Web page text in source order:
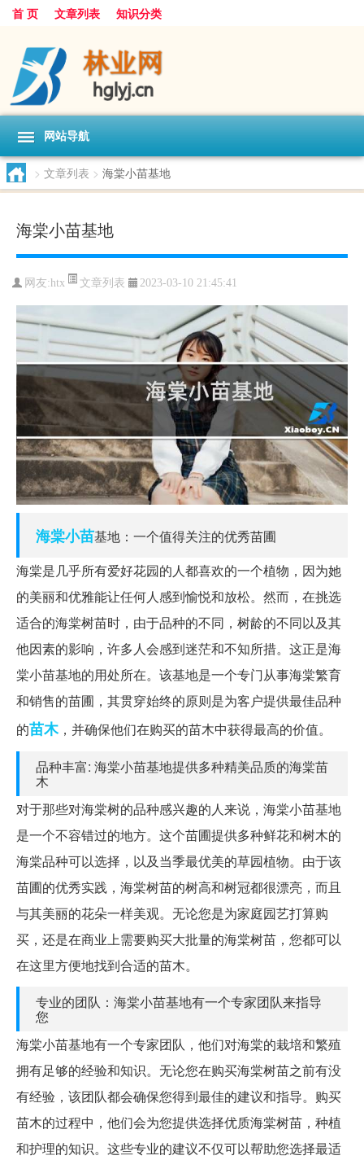
首 页 文章列表 知识分类
网站导航
> 文章列表 > 海棠小苗基地
海棠小苗基地
网友:htx 文章列表 2023-03-10 21:45:41
海棠小苗基地：一个值得关注的优秀苗圃
海棠是几乎所有爱好花园的人都喜欢的一个植物，因为她
的美丽和优雅能让任何人感到愉悦和放松。然而，在挑选
适合的海棠树苗时，由于品种的不同，树龄的不同以及其
他因素的影响，许多人会感到迷茫和不知所措。这正是海
棠小苗基地的用处所在。该基地是一个专门从事海棠繁育
和销售的苗圃，其贯穿始终的原则是为客户提供最佳品种
的苗木，并确保他们在购买的苗木中获得最高的价值。
品种丰富: 海棠小苗基地提供多种精美品质的海棠苗
木
对于那些对海棠树的品种感兴趣的人来说，海棠小苗基地
是一个不容错过的地方。这个苗圃提供多种鲜花和树木的
海棠品种可以选择，以及当季最优美的草园植物。由于该
苗圃的优秀实践，海棠树苗的树高和树冠都很漂亮，而且
与其美丽的花朵一样美观。无论您是为家庭园艺打算购
买，还是在商业上需要购买大批量的海棠树苗，您都可以
在这里方便地找到合适的苗木。
专业的团队：海棠小苗基地有一个专家团队来指导
您
海棠小苗基地有一个专家团队，他们对海棠的栽培和繁殖
拥有足够的经验和知识。无论您在购买海棠树苗之前有没
有经验，该团队都会确保您得到最佳的建议和指导。购买
苗木的过程中，他们会为您提供选择优质海棠树苗，种植
和护理的知识。这些专业的建议不仅可以帮助您选择最适